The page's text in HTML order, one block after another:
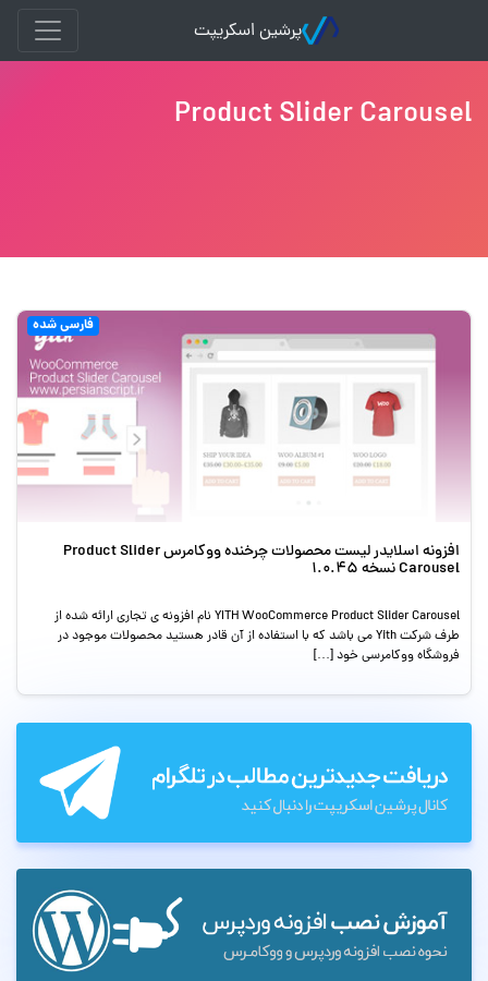
پرشین اسکریپت
Product Slider Carousel
فارسی شده
افزونه اسلایدر لیست محصولات چرخنده ووکامرس Product Slider
Carousel نسخه 1.0.45
YITH WooCommerce Product Slider Carousel نام افزونه ی تجاری ارائه شده از
طرف شرکت Yith می باشد که با استفاده از آن قادر هستید محصولات موجود در
فروشگاه ووکامرسی خود […]